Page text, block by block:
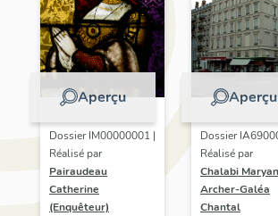
Aperçu
Dossier IM00000001 |
Réalisé par
Pairaudeau
Catherine
(Enquêteur)
Aperçu
Dossier
Réalisé par
Chalabi
Archer-Galéa
Chantal